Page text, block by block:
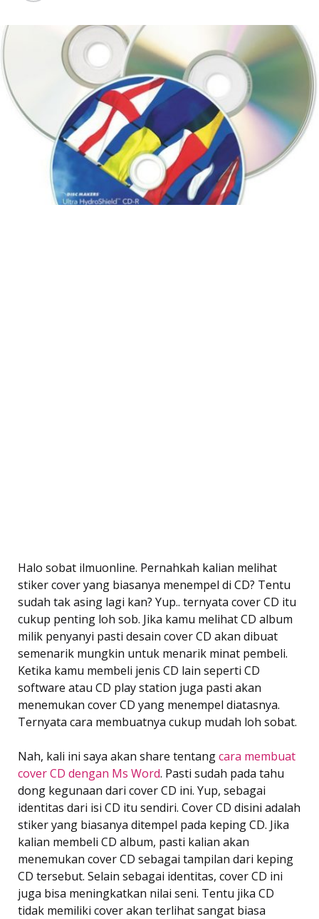
Halo sobat ilmuonline. Pernahkah kalian melihat
stiker cover yang biasanya menempel di CD? Tentu
sudah tak asing lagi kan? Yup.. ternyata cover CD itu
cukup penting loh sob. Jika kamu melihat CD album
milik penyanyi pasti desain cover CD akan dibuat
semenarik mungkin untuk menarik minat pembeli.
Ketika kamu membeli jenis CD lain seperti CD
software atau CD play station juga pasti akan
menemukan cover CD yang menempel diatasnya.
Ternyata cara membuatnya cukup mudah loh sobat.
Nah, kali ini saya akan share tentangcara membuat
cover CD dengan Ms Word. Pasti sudah pada tahu
dong kegunaan dari cover CD ini. Yup, sebagai
identitas dari isi CD itu sendiri. Cover CD disini adalah
stiker yang biasanya ditempel pada keping CD. Jika
kalian membeli CD album, pasti kalian akan
menemukan cover CD sebagai tampilan dari keping
CD tersebut. Selain sebagai identitas, cover CD ini
juga bisa meningkatkan nilai seni. Tentu jika CD
tidak memiliki cover akan terlihat sangat biasa